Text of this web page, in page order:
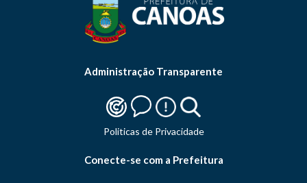
Administração Transparente
Politicas de Privacidade
Conecte-se com a Prefeitura